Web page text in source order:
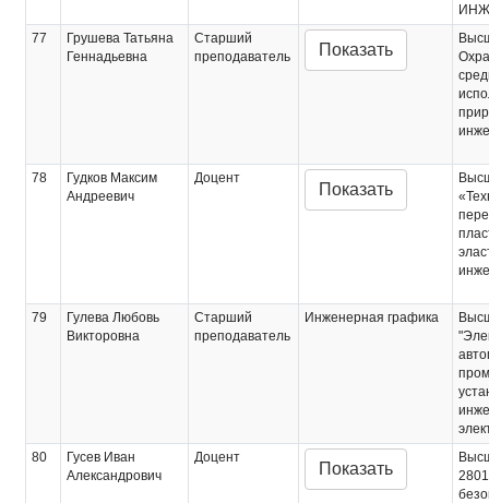
77
Грушева Татьяна
Геннадьевна
Старший
преподаватель
Показать
78
Гудков Максим
Андреевич
Доцент
Показать
79
Гулева Любовь
Викторовна
Старший
преподаватель
Инженерная графика
80
Гусев Иван
Александрович
Доцент
Показать